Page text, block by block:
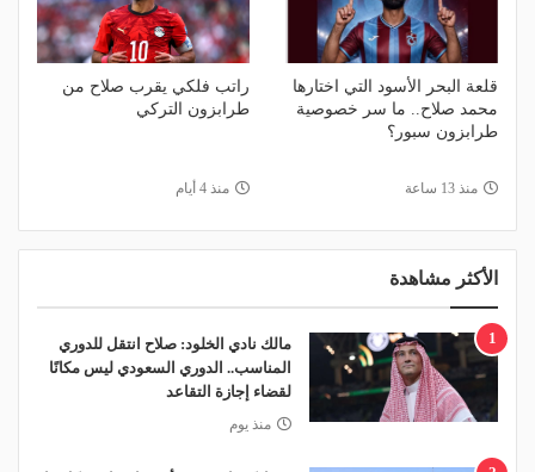
قلعة البحر الأسود التي اختارها
محمد صلاح.. ما سر خصوصية
طرابزون سبور؟
منذ 13 ساعة
راتب فلكي يقرب صلاح من
طرابزون التركي
منذ 4 أيام
الأكثر مشاهدة
1
مالك نادي الخلود: صلاح انتقل للدوري
المناسب.. الدوري السعودي ليس مكانًا
لقضاء إجازة التقاعد
منذ يوم